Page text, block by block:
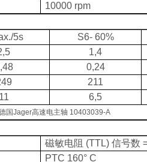
10000 rpm
5s
S6- 60%
1,4
0,24
211
11 6,5
磁敏电阻 (TTL) 信号数
PTC 160° C